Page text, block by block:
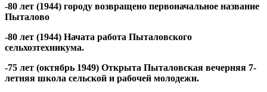
-80 лет (1944) городу возвращено первоначальное название
Пыталово
-80 лет (1944) Начата работа Пыталовского
сельхозтехникума.
-75 лет (октябрь 1949) Открыта Пыталовская вечерняя 7-
летняя школа сельской и рабочей молодежи.